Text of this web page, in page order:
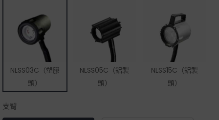
NLSS03C（塑膠
頭）
NLSS05C（鋁製
頭）
NLSS15C（鋁製
頭）
支臂